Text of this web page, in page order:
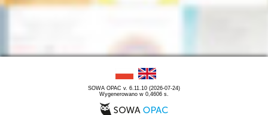
SOWA OPAC v. 6.11.10 (2026-07-24)
Wygenerowano w 0,4606 s.